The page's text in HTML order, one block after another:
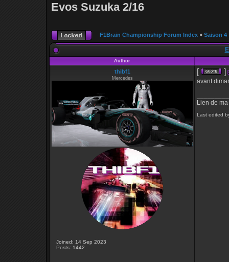
Evos Suzuka 2/16
F1Brain Championship Forum Index » Saison 4
Author
thibf1
Mercedes
Joined: 14 Sep 2023
Posts: 1442
[ ]
avant
Lien de
Last edited